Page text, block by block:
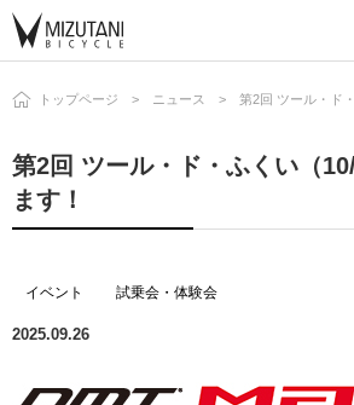
トップページ ニュース 第2回 ツール・ド
第2回 ツール・ド・ふくい（
ます！
イベント 試乗会・体験会
2025.09.26